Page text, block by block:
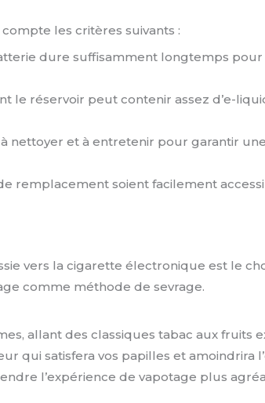
les critères suivants :
dure suffisamment longtemps pour
le réservoir peut contenir assez d’e-
nettoyer et à entretenir pour garantir
remplacement soient facilement
vers la cigarette électronique est le
comme méthode de sevrage.
allant des classiques tabac aux fruits
qui satisfera vos papilles et amoindrira
l’expérience de vapotage plus